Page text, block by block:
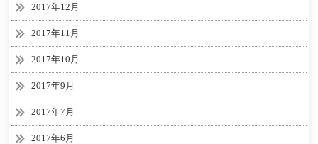
2017年12月
2017年11月
2017年10月
2017年9月
2017年7月
2017年6月